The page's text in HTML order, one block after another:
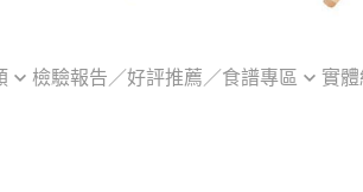
檢驗報告／好評推薦／食譜專區 實體